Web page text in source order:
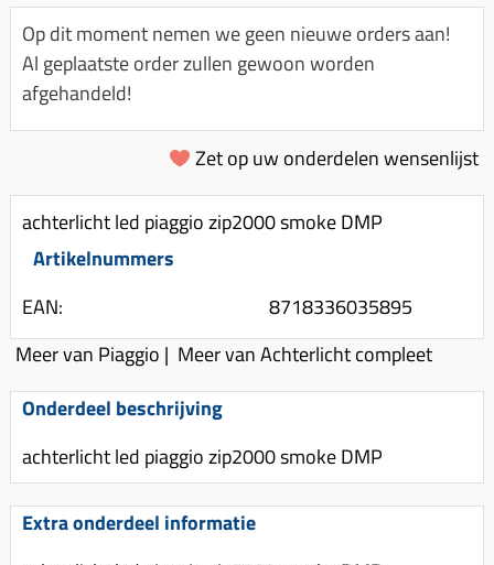
Spanningsregelaar
Toerenbegrenzer
Remlichtschakelaar
Luchtfilter (delen)
Luchtfilter deksel
Motor blokken
Membraan (delen)
Pakking (sets)
Vlotterbak pakking
Powerfilter
Schakel (delen)
Spruitstuk (delen)
Uitlaten compleet
Uitlaat bocht
Km teller kabel
Kickstart deksel
Kickstart ronsel
Schokbrekers
Spiegels
Stuur (delen)
Remblokken
Rem (delen)
Remhevels
Remsegmenten
Kinderzitje (scooter)
Olie-onderhoudsmiddelen
Oppakbeugel
Scooterhoezen
Scooter Kleding
Stickers
Stuurslot
Regenkleding
Vespa accessoires
Voordragers
Op dit moment nemen we geen nieuwe orders aan!
Al geplaatste order zullen gewoon worden
afgehandeld!
Zet op uw onderdelen wensenlijst
achterlicht led piaggio zip2000 smoke DMP
Artikelnummers
EAN:
8718336035895
Meer van Piaggio | Meer van Achterlicht compleet
Onderdeel beschrijving
achterlicht led piaggio zip2000 smoke DMP
Extra onderdeel informatie